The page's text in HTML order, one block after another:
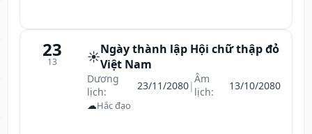
23
13 ☀️Ngày thành lập Hội chữ thập đỏ
Việt Nam
Dương
lịch:
23/11/2080|Âm
lịch:
13/10/2080
☁Hắc đạo